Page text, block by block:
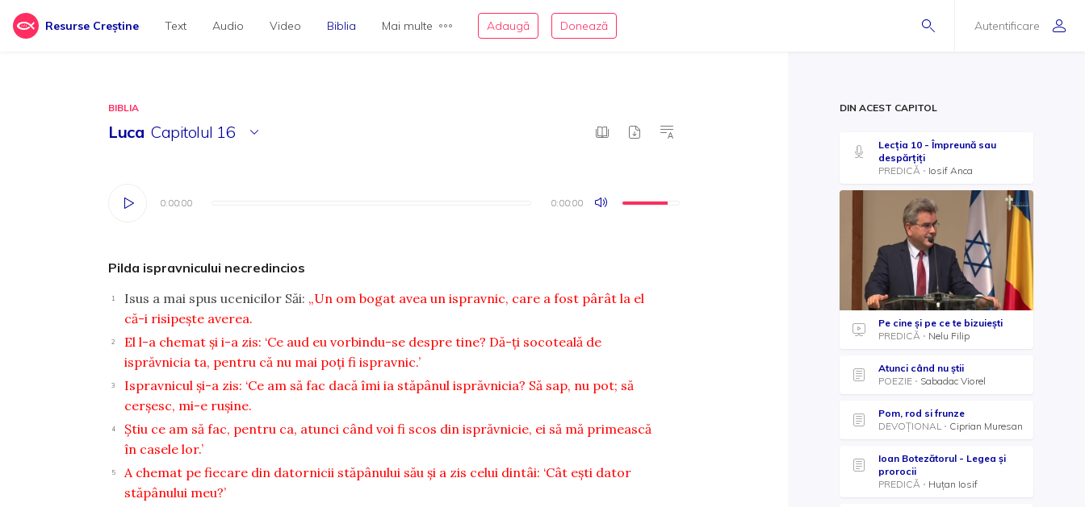
Resurse Creștine Autentificare
Text Audio Video Biblia Mai multe Adaugă Donează
BIBLIA
Luca Capitolul 16
0:00:00 0:00:00
0:00:00 0:00:00
Pilda ispravnicului necredincios
1 Isus a mai spus ucenicilor Săi: „Un om bogat avea un ispravnic, care a fost pârât la el
că-i risipeşte averea.
2
El l-a chemat şi i-a zis: ‘Ce aud eu vorbindu-se despre tine? Dă-ţi socoteală de
isprăvnicia ta, pentru că nu mai poţi fi ispravnic.’
3
Ispravnicul şi-a zis: ‘Ce am să fac dacă îmi ia stăpânul isprăvnicia? Să sap, nu pot; să
cerşesc, mi-e ruşine.
4
Ştiu ce am să fac, pentru ca, atunci când voi fi scos din isprăvnicie, ei să mă primească
în casele lor.’
5
A chemat pe fiecare din datornicii stăpânului său şi a zis celui dintâi: ‘Cât eşti dator
stăpânului meu?’
DIN ACEST CAPITOL
Lecția 10 - Împreună sau
despărțiți
PREDICĂ
Iosif Anca
Pe cine și pe ce te bizuiești
PREDICĂ
Nelu Filip
Atunci când nu știi
POEZIE
Sabadac Viorel
Pom, rod si frunze
DEVOȚIONAL
Ciprian Muresan
Ioan Botezătorul - Legea și
prorocii
PREDICĂ
Huțan Iosif